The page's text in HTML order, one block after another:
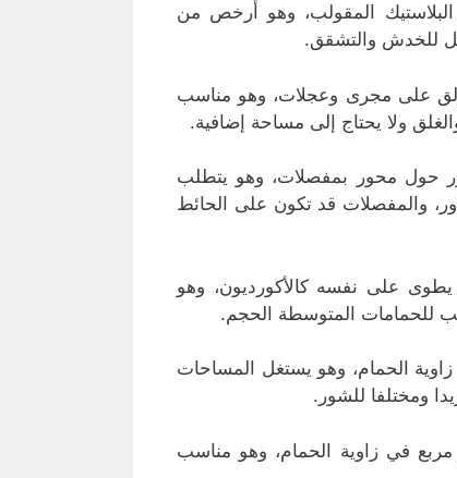
المقولب، وهو أرخص من
للخدش والتشقق.
على مجرى وعجلات، وهو مناسب
ولا يحتاج إلى مساحة إضافية.
حول محور بمفصلات، وهو يتطلب
والمفصلات قد تكون على الحائط
على نفسه كالأكورديون، وهو
للحمامات المتوسطة الحجم.
الحمام، وهو يستغل المساحات
ومختلفا للشور.
في زاوية الحمام، وهو مناسب